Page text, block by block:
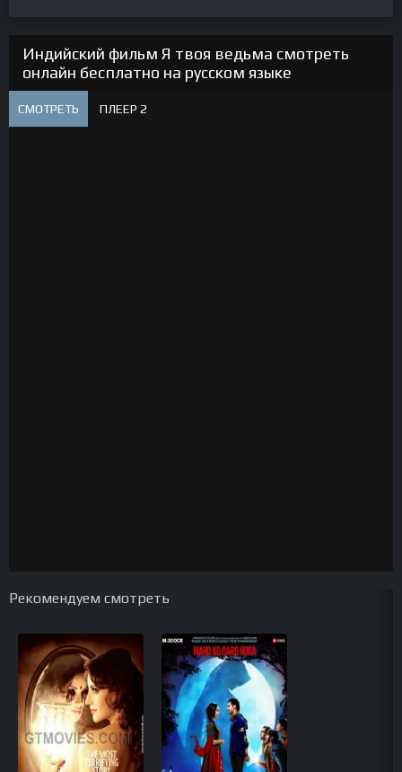
Индийский фильм Я твоя ведьма смотреть
онлайн бесплатно на русском языке
СМОТРЕТЬ ПЛЕЕР 2
Рекомендуем смотреть